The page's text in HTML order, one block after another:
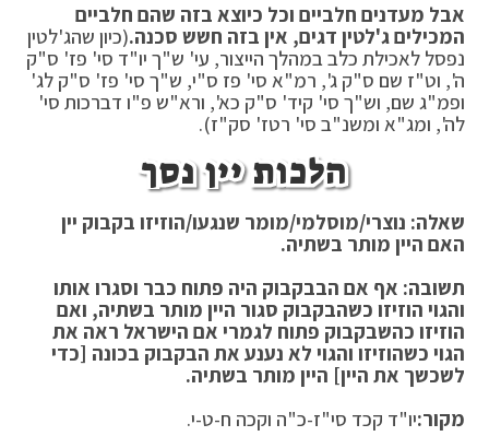
אבל מעדנים חלביים וכל כיוצא בזה שהם חלביים
המכילים ג'לטין דגים, אין בזה חשש סכנה.(כיון שהג'לטין
נפסל לאכילת כלב במהלך הייצור, עי' ש"ך יו"ד סי' פז' ס"ק
ה', וט"ז שם ס"ק ג', רמ"א סי' פז ס"י, ש"ך סי' פז' ס"ק לג'
ופמ"ג שם, וש"ך סי' קיד' ס"ק כא', ורא"ש פ"ו דברכות סי'
לה', ומג"א ומשנ"ב סי' רטז' סק"ז).
הלכות יין נסך
שאלה: נוצרי/מוסלמי/מומר שנגעו/הוזיזו בקבוק יין
האם היין מותר בשתיה.
תשובה: אף אם הבבקבוק היה פתוח כבר וסגרו אותו
והגוי הוזיזו כשהבקבוק סגור היין מותר בשתיה, ואם
הוזיזו כהשבקבוק פתוח לגמרי אם הישראל ראה את
הגוי כשהוזיזו והגוי לא נענע את הבקבוק בכונה [כדי
לשכשך את היין] היין מותר בשתיה.
מקור:יו"ד קכד סי"ז-כ"ה וקכה ח-ט-י.